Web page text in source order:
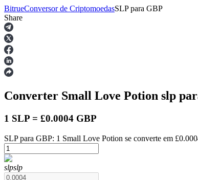
Futuros
Futuros de USDT
Futuros usando USDT como garantia
BitrueConversor de CriptomoedasSLP para GBP
Share
Converter Small Love Potion slp
1 SLP = £0.0004 GBP
SLP para GBP: 1 Small Love Potion se converte em
slpslp